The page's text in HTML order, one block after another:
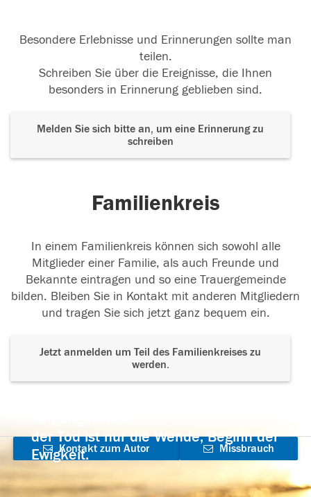
Besondere Erlebnisse und Erinnerungen sollte man
teilen.
Schreiben Sie über die Ereignisse, die Ihnen
besonders in Erinnerung geblieben sind.
Melden Sie sich bitte an, um eine Erinnerung zu
schreiben
Familienkreis
In einem Familienkreis können sich sowohl alle
Mitglieder einer Familie, als auch Freunde und
Bekannte eintragen und so eine Trauergemeinde
bilden. Bleiben Sie in Kontakt mit anderen Mitgliedern
und tragen Sie sich jetzt ganz bequem ein.
Jetzt anmelden um Teil des Familienkreises zu
werden.
der Tod ist nur die Wende, Beginn der
Ewigkeit.
Kontakt zum Autor
aufnehmen
Missbrauch